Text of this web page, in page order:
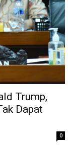
Trump,
Dapat
0